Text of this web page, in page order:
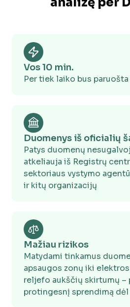
Turintiems alergijų
Triukšmas
Kelių, geležinkelių,
keliamas triukšmas (jei
danga
Bendrieji, specialieji,
Randami ir nurodomi
Papildomi sprendiniai
Melioracija
Ribojimai statybai ar
Derlingumas
Naudmenų našumo balas
Vos 10 min.
Per tiek laiko bus
Duomenys iš oficialių
Patys duomenų
atkeliauja iš Registrų
sektoriaus vystymo
ir kitų organizacijų
Mažiau rizikos
Matydami tinkamus
apsaugos zonų iki
reljefo aukščių skirtumų –
protingesnį sprendimą